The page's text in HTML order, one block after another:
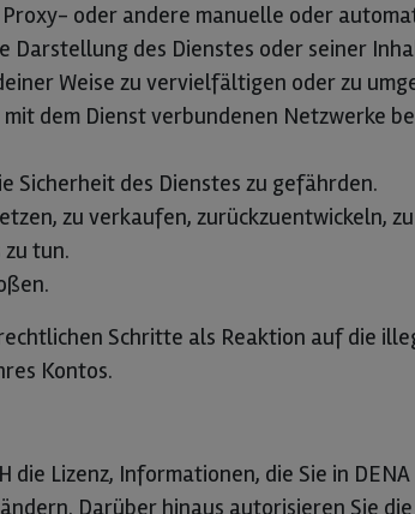
oder andere manuelle oder
des Dienstes oder seiner
Weise zu vervielfältigen oder zu
dem Dienst verbundenen Netzwerke
Sicherheit des Dienstes zu gefährden.
zu verkaufen, zurückzuentwickeln,
tun.
Schritte als Reaktion auf die
Kontos.
Lizenz, Informationen, die Sie in
Darüber hinaus autorisieren Sie die